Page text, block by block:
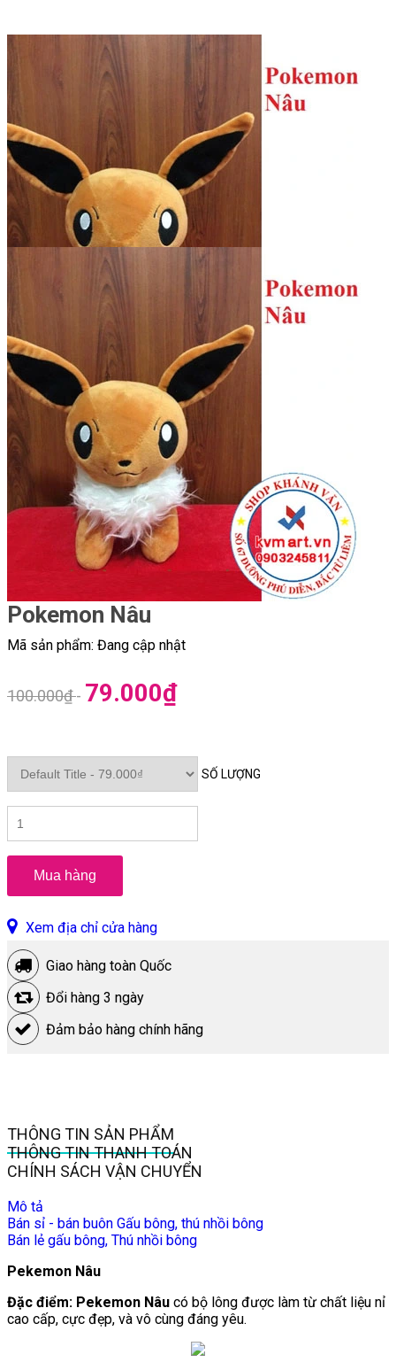
Pokemon Nâu
Mã sản phẩm: Đang cập nhật
100.000₫- 79.000₫
SỐ LƯỢNG
Mua hàng
Xem địa chỉ cửa hàng
Giao hàng toàn Quốc
Đổi hàng 3 ngày
Đảm bảo hàng chính hãng
THÔNG TIN SẢN PHẨM
THÔNG TIN THANH TOÁN
CHÍNH SÁCH VẬN CHUYỂN
Mô tả
Bán sỉ - bán buôn Gấu bông, thú nhồi bông
Bán lẻ gấu bông, Thú nhồi bông
Pekemon Nâu
Đặc điểm: Pekemon Nâu có bộ lông được làm từ chất liệu nỉ
cao cấp, cực đẹp, và vô cùng đáng yêu.​